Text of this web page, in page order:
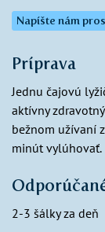
Napíšte nám
Príprava
Jednu čajovú
aktívny
bežnom užívaní
minút vylúhovať.
2-3 šálky za deň